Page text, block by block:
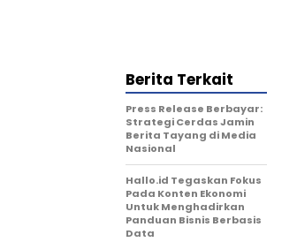
Berita Terkait
Press Release Berbayar:
Strategi Cerdas Jamin
Berita Tayang di Media
Nasional
Hallo.id Tegaskan Fokus
Pada Konten Ekonomi
Untuk Menghadirkan
Panduan Bisnis Berbasis
Data